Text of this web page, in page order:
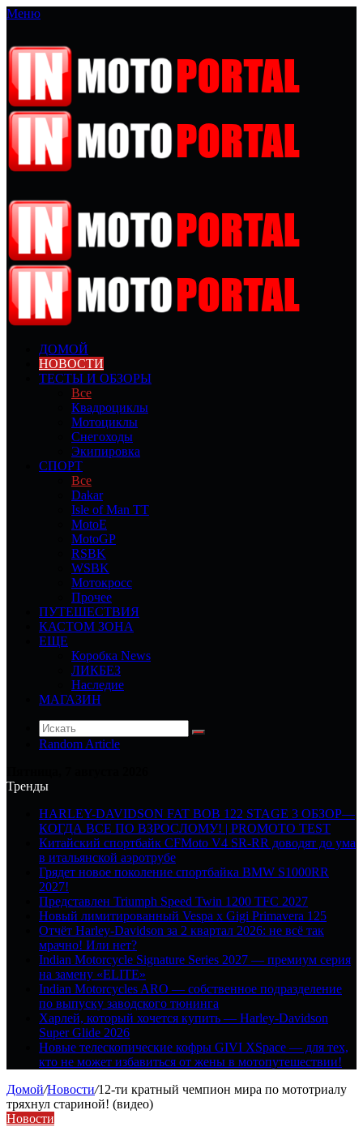
Меню
ДОМОЙ
НОВОСТИ
ТЕСТЫ И ОБЗОРЫ
Все
Квадроциклы
Мотоциклы
Снегоходы
Экипировка
СПОРТ
Все
Dakar
Isle of Man TT
MotoE
MotoGP
RSBK
WSBK
Мотокросс
Прочее
ПУТЕШЕСТВИЯ
КАСТОМ ЗОНА
ЕЩЕ
Коробка News
ЛИКБЕЗ
Наследие
МАГАЗИН
Random Article
Тренды
HARLEY-DAVIDSON FAT BOB 122 STAGE 3 ОБЗОР—
КОГДА ВСЕ ПО ВЗРОСЛОМУ! | PROMOTO TEST
Китайский спортбайк CFMoto V4 SR-RR доводят до ума
в итальянской аэротрубе
Грядет новое поколение спортбайка BMW S1000RR
2027!
Представлен Triumph Speed Twin 1200 TFC 2027
Новый лимитированный Vespa x Gigi Primavera 125
Отчёт Harley-Davidson за 2 квартал 2026: не всё так
мрачно! Или нет?
Indian Motorcycle Signature Series 2027 — премиум серия
на замену «ELITE»
Indian Motorcycles ARO — собственное подразделение
по выпуску заводского тюнинга
Харлей, который хочется купить — Harley-Davidson
Super Glide 2026
Новые телескопические кофры GIVI XSpace — для тех,
кто не может избавиться от жены в мотопутешествии!
Домой/Новости/12-ти кратный чемпион мира по мототриалу
тряхнул стариной! (видео)
Новости